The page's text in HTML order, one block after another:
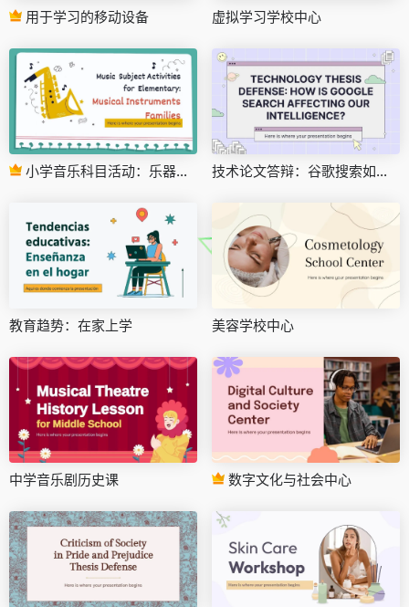
用于学习的移动设备 虚拟学习学校中心
小学音乐科目活动：乐器家庭 技术论文答辩：谷歌搜索如何影响我们的智力？
教育趋势：在家上学 美容学校中心
中学音乐剧历史课 数字文化与社会中心